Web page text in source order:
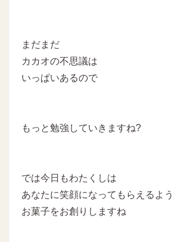
まだまだ
カカオの不思議は
いっぱいあるので
もっと勉強していきますね?
では今日もわたくしは
あなたに笑顔になってもらえるよう
お菓子をお創りしますね